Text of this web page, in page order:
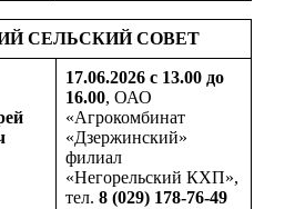
СЕЛЬСКИЙ СОВЕТ
17.06.2026 с 13.00 до
16.00, ОАО
«Агрокомбинат
«Дзержинский»
филиал
«Негорельский КХП»,
тел. 8 (029) 178-76-49